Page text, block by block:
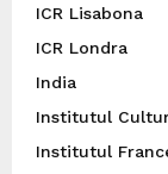
ICR Lisabona
ICR Londra
India
Institutul
Institutul